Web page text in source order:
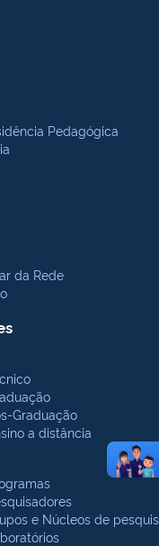
Pedagógica
da Rede
Graduação
a distância
e Núcleos de